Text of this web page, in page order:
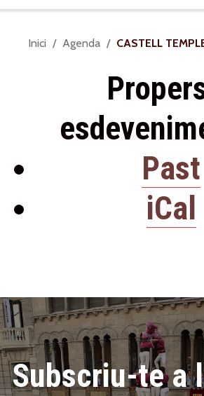
Sou
Inici Agenda CASTELL
Past
iCal
Subscriu-te a